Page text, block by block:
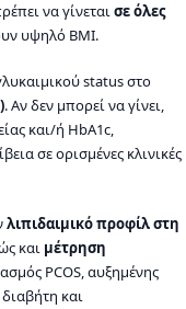
να γίνεταισε όλες
υψηλό BMI.
status στο
. Αν δεν μπορεί να γίνει,
και/ή HbA1c,
σε ορισμένες κλινικές
λιπιδαιμικό προφίλ στη
και μέτρηση
PCOS, αυξημένης
και